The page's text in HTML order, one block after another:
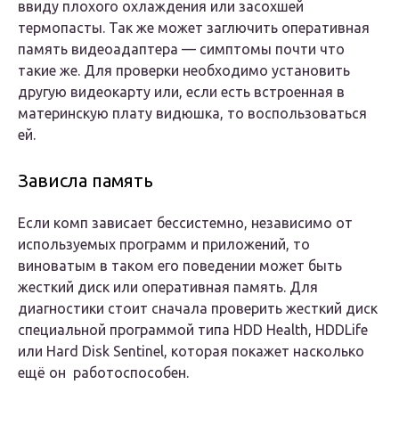
ввиду плохого охлаждения или засохшей
термопасты. Так же может заглючить оперативная
память видеоадаптера — симптомы почти что
такие же. Для проверки необходимо установить
другую видеокарту или, если есть встроенная в
материнскую плату видюшка, то воспользоваться
ей.
Зависла память
Если комп зависает бессистемно, независимо от
используемых программ и приложений, то
виноватым в таком его поведении может быть
жесткий диск или оперативная память. Для
диагностики стоит сначала проверить жесткий диск
специальной программой типа HDD Health, HDDLife
или Hard Disk Sentinel, которая покажет насколько
ещё он работоспособен.